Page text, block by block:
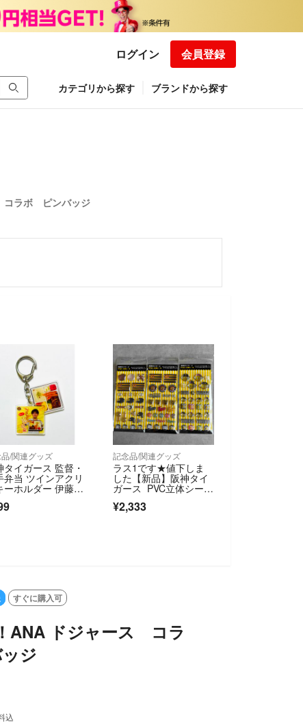
ログイン 会員登録
カテゴリから探す ブランドから探す
コラボ ピンバッジ
/関連グッズ
タイガース 監督・
弁当 ツインアクリ
ーホルダー 伊藤将
記念品/関連グッズ
ラス1です★値下しま
した【新品】阪神タイ
ガース PVC立体シール
3種セット ぷくぷくシ
ール
¥2,333
すぐに購入可
ANA ドジャース コラ
ジ
込